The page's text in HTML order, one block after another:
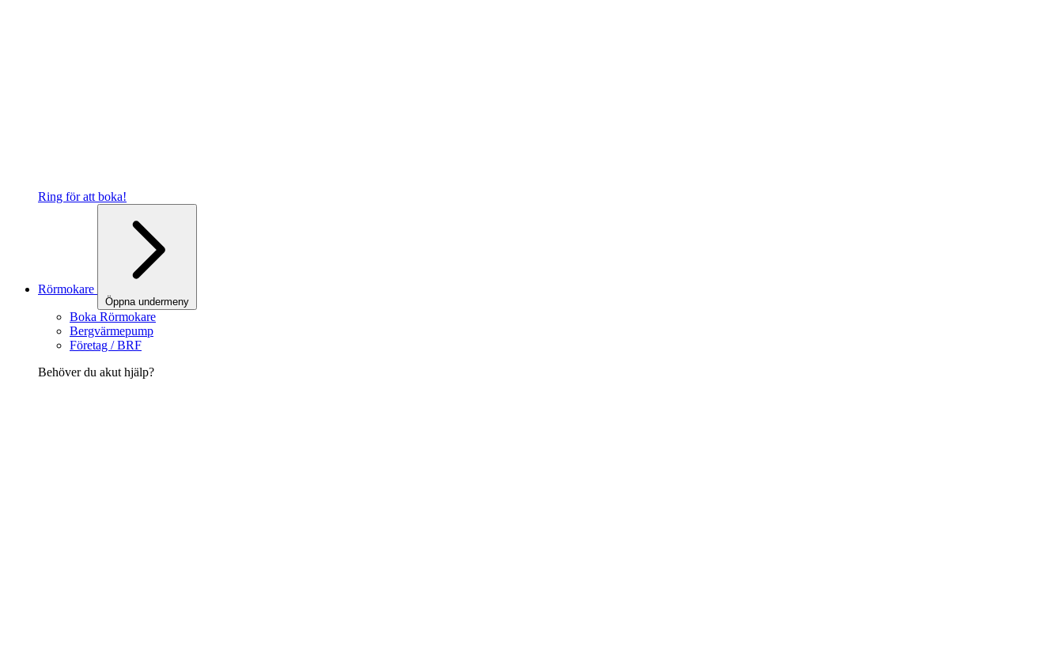
Ring för att boka!
Rörmokare
Öppna undermeny
Boka Rörmokare
Bergvärmepump
Företag / BRF
Behöver du akut hjälp?